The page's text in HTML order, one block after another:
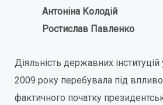
Антоніна Колодій
Ростислав Павленко
Діяльність державних
2009 року перебувала під
фактичного початку